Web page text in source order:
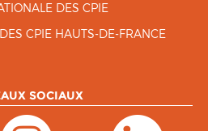
DES CPIE
CPIE HAUTS-DE-FRANCE
SOCIAUX